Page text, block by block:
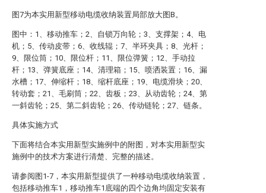
图7为本实用新型移动电缆收纳装置局部放大图B。
图中：1、移动推车；2、自锁万向轮；3、支撑架；4、电
机；5、传动皮带；6、收线辊；7、半环夹具；8、光杆；
9、限位筒；10、限位杆；11、限位弹簧；12、手动拉
杆；13、弹簧底座；14、清理箱；15、喷洒装置；16、漏
水槽；17、伸缩杆；18、缩杆底座；19、电缆滑块；20、
转动套；21、毛刷筒；22、齿板；23、从动齿轮；24、第
一斜齿轮；25、第二斜齿轮；26、传动链轮；27、链条。
具体实施方式
下面将结合本实用新型实施例中的附图，对本实用新型实
施例中的技术方案进行清楚、完整的描述。
请参阅图1-7，本实用新型提供了一种移动电缆收纳装置，
包括移动推车1，移动推车1底端的四个边角均固定安装有